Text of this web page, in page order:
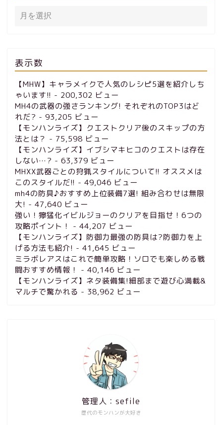
表示数
【MHW】キャラメイクで人気のレシピ5選を紹介しち
ゃいます!! - 200,302 ビュー
MH4の武器の強さランキング! それぞれのTOP3はど
れだ? - 93,205 ビュー
【モンハンライズ】クエストクリア後のスキップの方
法とは？ - 75,598 ビュー
【モンハンライズ】イブシマキヒコのクエストは存在
しない…? - 63,379 ビュー
MHXX武器ごとの狩猟スタイルについて!! オススメは
このスタイルだ!! - 49,046 ビュー
mh4の防具♪おすすめ上位装備7選! 組み合わせは無限
大! - 47,640 ビュー
強い！獰猛化イビルジョーのクリアを目指せ！6つの
攻略ポイント！
- 44,207 ビュー
【モンハンライズ】防御力最強の防具は?防御力を上
げる方法も紹介! - 41,645 ビュー
ミラボレアスはこれで簡単攻略！ソロでも楽しめる戦
闘おすすめ情報！
- 40,146 ビュー
【モンハンライズ】ネタ装備集!細部まで遊び心満載&
マルチで驚かれる - 38,962 ビュー
歴代のモンハンが大好き
管理人：sefile